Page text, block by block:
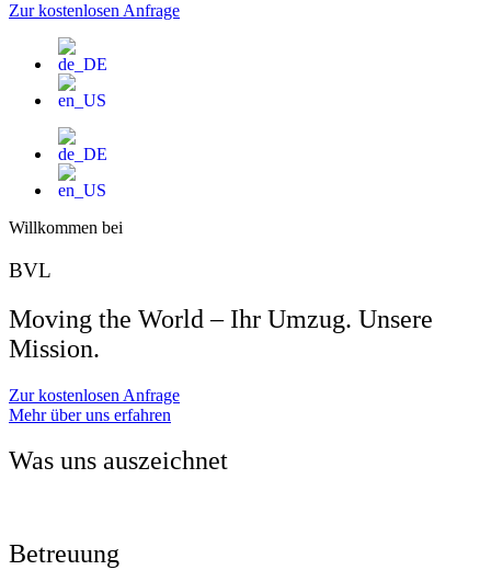
Zur kostenlosen Anfrage
Willkommen bei
BVL
Moving the World – Ihr Umzug. Unsere
Mission.
Zur kostenlosen Anfrage
Mehr über uns erfahren
Was uns auszeichnet
Betreuung